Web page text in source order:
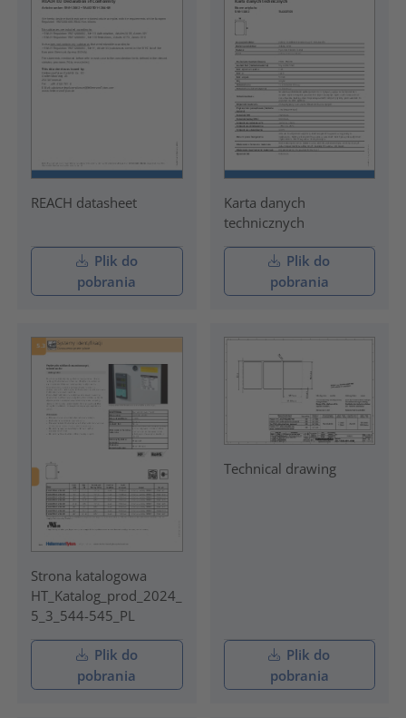
REACH datasheet
Plik do
pobrania
Karta danych
technicznych
Plik do
pobrania
Strona katalogowa
HT_Katalog_prod_2024_
5_3_544-545_PL
Plik do
pobrania
Technical drawing
Plik do
pobrania